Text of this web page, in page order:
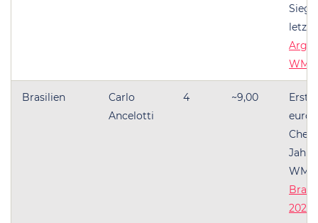
WM
Brasilien
Carlo
Ancelotti
4 ~9,00
Erster
WM-
2026